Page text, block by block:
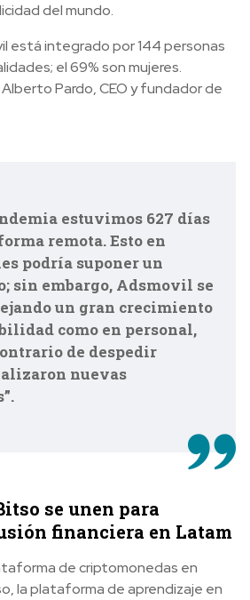
del mundo.
está integrado por 144 personas
el 69% son mujeres.
Pardo, CEO y fundador de
estuvimos 627 días
remota. Esto en
podría suponer un
sin embargo, Adsmovil se
un gran crecimiento
como en personal,
de despedir
nuevas
se unen para
financiera en Latam
de criptomonedas en
la plataforma de aprendizaje en